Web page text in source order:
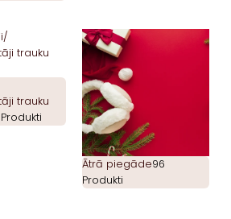
trauku
Produkti
Ātrā piegāde96
Produkti